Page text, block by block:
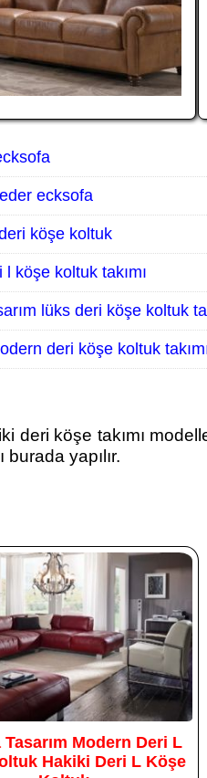
ecksofa
köşe koltuk
köşe koltuk takımı
lüks deri köşe koltuk
deri köşe koltuk
deri köşe takımı
yapılır.
Modern Deri L
Hakiki Deri L Köşe